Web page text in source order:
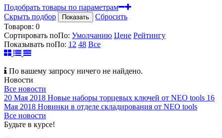
Подобрать товары по параметрам
Скрыть подбор
Показать
Сбросить
Товаров: 0
Сортировать поПо: Умолчанию Цене Рейтингу
Показывать поПо: 12 48 Все
По вашему запросу ничего не найдено.
Новости
Все новости
20 Мая 2018 Новые наборы торцевых ключей от NEO tools 16
Мая 2018 Новинки в отделе складирования от NEO tools
Все новости
Будьте в курсе!